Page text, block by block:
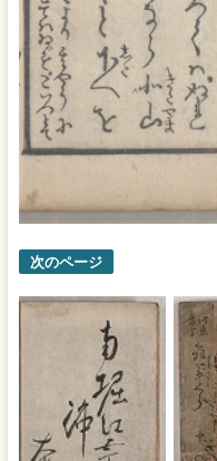
次のページ